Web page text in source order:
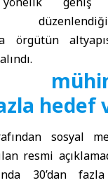
örgütün
hedef
sosyal
resmi
30’dan